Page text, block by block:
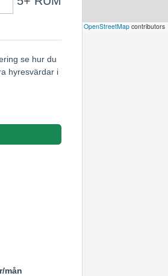
OpenStreetMap contributors
se hur du
hyresvärdar i
mån